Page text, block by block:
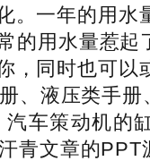
一年的用
的用水量惹
同时也可
、液压类手
车策动机的
青文章的